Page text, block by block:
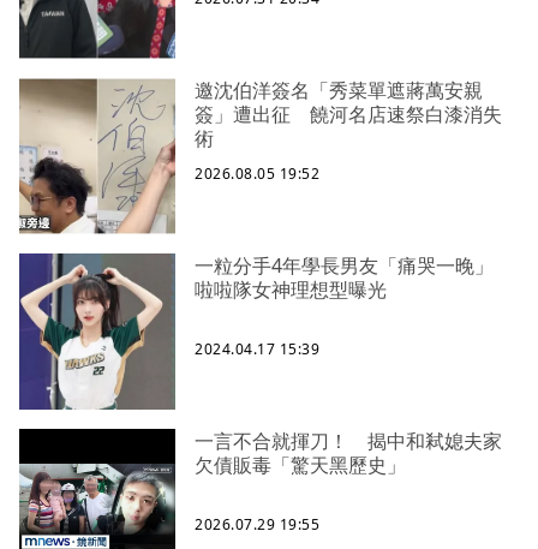
邀沈伯洋簽名「秀菜單遮蔣萬安親
簽」遭出征 饒河名店速祭白漆消失
術
2026.08.05 19:52
一粒分手4年學長男友「痛哭一晚」
啦啦隊女神理想型曝光
2024.04.17 15:39
一言不合就揮刀！ 揭中和弒媳夫家
欠債販毒「驚天黑歷史」
2026.07.29 19:55